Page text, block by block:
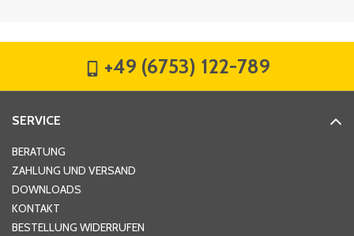
Hausnummer
+49 (6753) 122-789
SERVICE
BERATUNG
ZAHLUNG UND VERSAND
DOWNLOADS
KONTAKT
BESTELLUNG WIDERRUFEN